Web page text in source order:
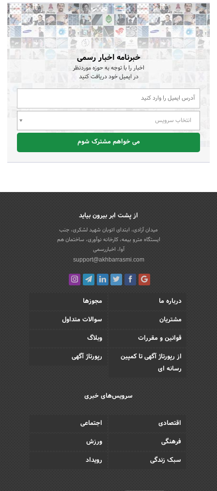
خبرنامه اخبار رسمی
اخبار را با توجه به حوزه موردنظر
در ایمیل خود دریافت کنید
انتخاب سرویس
می خواهم مشترک شوم
از پشت ابر بیرون بیاید
میدان آزادی، ابتدای اتوبان شهید لشکری، جنب
ایستگاه مترو بیمه، کارخانه نوآوری، ساختمان هم
آوا، اخباررسمی
support@akhbarrasmi.com
درباره ما
مجوزها
مشتریان
سوالات متداول
قوانین و مقررات
وبلاگ
از رپورتاژ آگهی تا کمپین
رسانه ای
رپورتاژ آگهی
سرویس‌های خبری
اقتصادی
اجتماعی
فرهنگی
ورزش
سبک زندگی
رویداد